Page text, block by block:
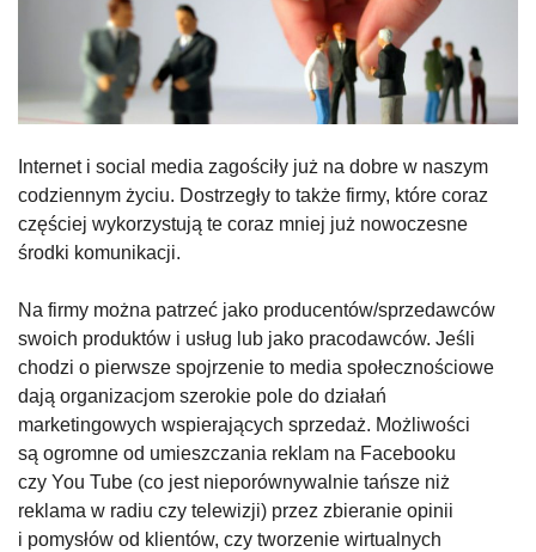
Internet i social media zagościły już na dobre w naszym
codziennym życiu. Dostrzegły to także firmy, które coraz
częściej wykorzystują te coraz mniej już nowoczesne
środki komunikacji.
Na firmy można patrzeć jako producentów/sprzedawców
swoich produktów i usług lub jako pracodawców. Jeśli
chodzi o pierwsze spojrzenie to media społecznościowe
dają organizacjom szerokie pole do działań
marketingowych wspierających sprzedaż. Możliwości
są ogromne od umieszczania reklam na Facebooku
czy You Tube (co jest nieporównywalnie tańsze niż
reklama w radiu czy telewizji) przez zbieranie opinii
i pomysłów od klientów, czy tworzenie wirtualnych